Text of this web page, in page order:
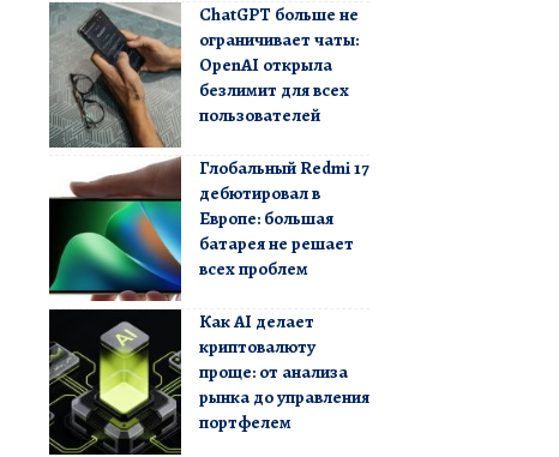
ChatGPT больше не
ограничивает чаты:
OpenAI открыла
безлимит для всех
пользователей
Глобальный Redmi 17
дебютировал в
Европе: большая
батарея не решает
всех проблем
Как AI делает
криптовалюту
проще: от анализа
рынка до управления
портфелем